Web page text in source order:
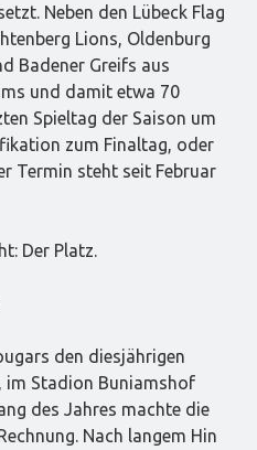
Neben den Lübeck Flag
Lions, Oldenburg
Badener Greifs aus
und damit etwa 70
Spieltag der Saison um
zum Finaltag, oder
Termin steht seit Februar
Der Platz.
den diesjährigen
im Stadion Buniamshof
des Jahres machte die
Nach langem Hin